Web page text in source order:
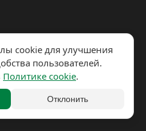
cookie для улучшения
пользователей.
Политике cookie.
Отклонить
для здоровья и